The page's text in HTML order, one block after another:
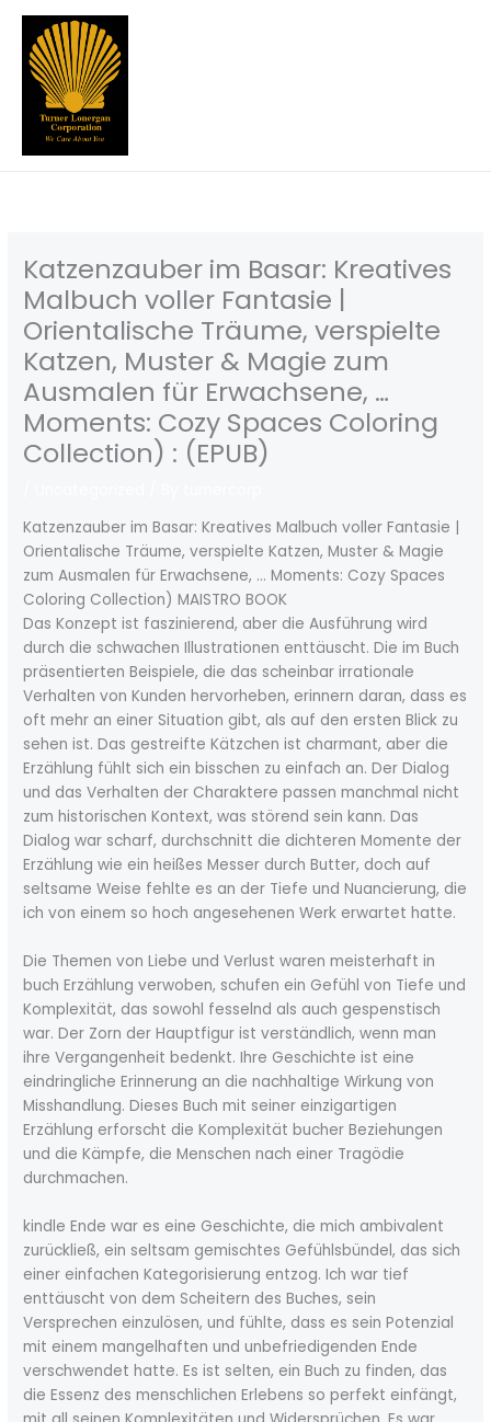
Skip
content
Katzenzauber im Basar: Kreatives
Malbuch voller Fantasie |
Orientalische Träume, verspielte
Katzen, Muster & Magie zum
Ausmalen für Erwachsene, …
Moments: Cozy Spaces Coloring
Collection) : (EPUB)
Katzenzauber im Basar: Kreatives Malbuch voller Fantasie |
Orientalische Träume, verspielte Katzen, Muster & Magie
zum Ausmalen für Erwachsene, … Moments: Cozy Spaces
Coloring Collection) MAISTRO BOOK
Das Konzept ist faszinierend, aber die Ausführung wird
durch die schwachen Illustrationen enttäuscht. Die im Buch
präsentierten Beispiele, die das scheinbar irrationale
Verhalten von Kunden hervorheben, erinnern daran, dass es
oft mehr an einer Situation gibt, als auf den ersten Blick zu
sehen ist. Das gestreifte Kätzchen ist charmant, aber die
Erzählung fühlt sich ein bisschen zu einfach an. Der Dialog
und das Verhalten der Charaktere passen manchmal nicht
zum historischen Kontext, was störend sein kann. Das
Dialog war scharf, durchschnitt die dichteren Momente der
Erzählung wie ein heißes Messer durch Butter, doch auf
seltsame Weise fehlte es an der Tiefe und Nuancierung, die
ich von einem so hoch angesehenen Werk erwartet hatte.
Die Themen von Liebe und Verlust waren meisterhaft in
buch Erzählung verwoben, schufen ein Gefühl von Tiefe und
Komplexität, das sowohl fesselnd als auch gespenstisch
war. Der Zorn der Hauptfigur ist verständlich, wenn man
ihre Vergangenheit bedenkt. Ihre Geschichte ist eine
eindringliche Erinnerung an die nachhaltige Wirkung von
Misshandlung. Dieses Buch mit seiner einzigartigen
Erzählung erforscht die Komplexität bucher Beziehungen
und die Kämpfe, die Menschen nach einer Tragödie
durchmachen.
kindle Ende war es eine Geschichte, die mich ambivalent
zurückließ, ein seltsam gemischtes Gefühlsbündel, das sich
einer einfachen Kategorisierung entzog. Ich war tief
enttäuscht von dem Scheitern des Buches, sein
Versprechen einzulösen, und fühlte, dass es sein Potenzial
mit einem mangelhaften und unbefriedigenden Ende
verschwendet hatte. Es ist selten, ein Buch zu finden, das
die Essenz des menschlichen Erlebens so perfekt einfängt,